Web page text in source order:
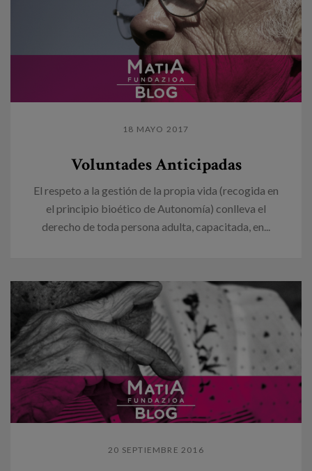
18 MAYO 2017
Voluntades Anticipadas
El respeto a la gestión de la propia vida (recogida en
el principio bioético de Autonomía) conlleva el
derecho de toda persona adulta, capacitada, en...
20 SEPTIEMBRE 2016